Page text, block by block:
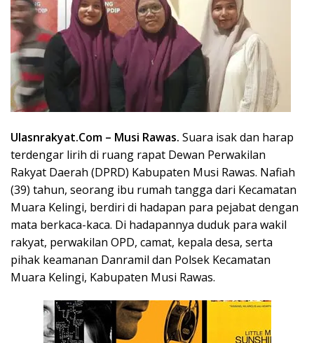
Ulasnrakyat.Com – Musi Rawas. Suara isak dan harap
terdengar lirih di ruang rapat Dewan Perwakilan
Rakyat Daerah (DPRD) Kabupaten Musi Rawas. Nafiah
(39) tahun, seorang ibu rumah tangga dari Kecamatan
Muara Kelingi, berdiri di hadapan para pejabat dengan
mata berkaca-kaca. Di hadapannya duduk para wakil
rakyat, perwakilan OPD, camat, kepala desa, serta
pihak keamanan Danramil dan Polsek Kecamatan
Muara Kelingi, Kabupaten Musi Rawas.